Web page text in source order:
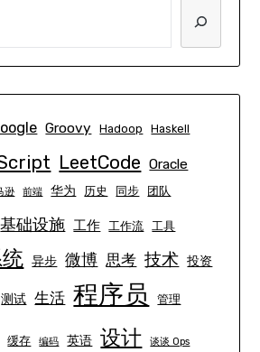
Groovy Hadoop Haskell
LeetCode Oracle
逊 前端 华为 历史 同步 团队
基础设施 工作 工作流 工具
异步 微博 思考 技术 投资
测试 生活 程序员 管理
缓存 编码 英语 设计 谈谈 Ops